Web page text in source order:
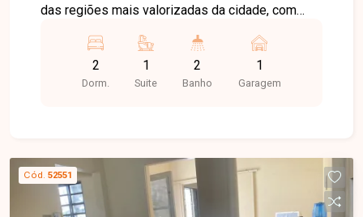
das regiões mais valorizadas da cidade, com
principais avenidas. Além disso, está próximo ao
Super Maxi, supermercados, farmácias, escolas,
universidades, restaurantes e diversos
distribuídos em sala para dois ambientes, 02
quartos, sendo 01 suíte, banheiro social, cozinha,
área de serviço e 01 vaga de garagem com
2
Dorm.
1
Suite
2
Banho
1
Garagem
Cód. 52551